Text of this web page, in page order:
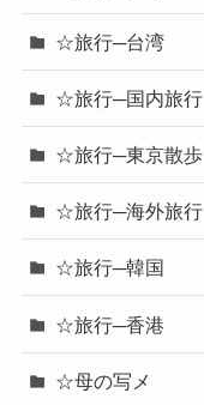
☆旅行─台湾
☆旅行─国内旅行
☆旅行─東京散歩
☆旅行─海外旅行
☆旅行─韓国
☆旅行─香港
☆母の写メ